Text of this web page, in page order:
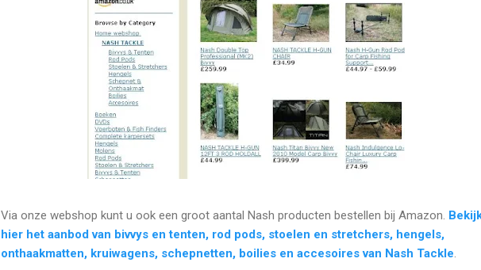
Via onze webshop kunt u ook een groot aantal Nash producten bestellen bij Amazon.
hier het aanbod van bivvys en tenten, rod pods, stoelen en stretchers, hengels,
onthaakmatten, kruiwagens, schepnetten, boilies en accesoires van Nash Tackle